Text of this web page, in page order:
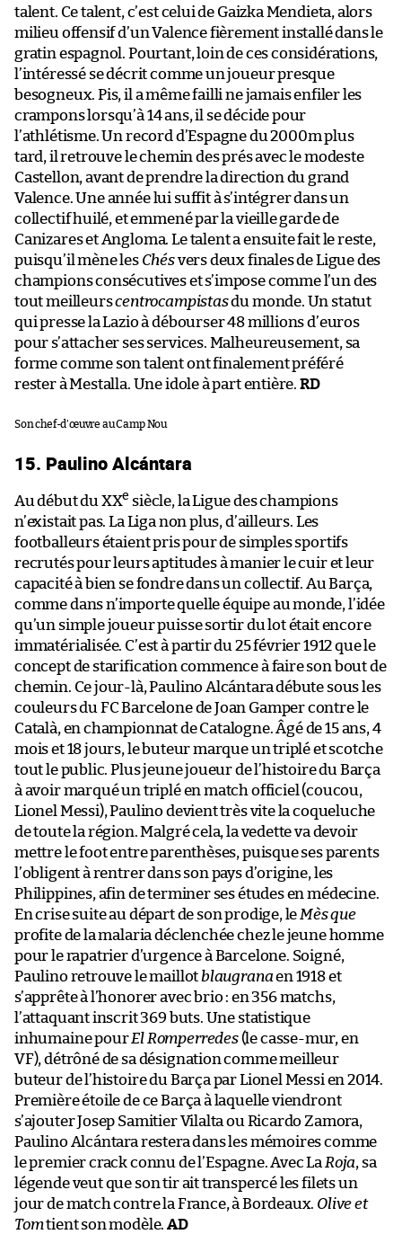
talent. Ce talent, c’est celui de Gaizka Mendieta, alors
milieu offensif d’un Valence fièrement installé dans le
gratin espagnol. Pourtant, loin de ces considérations,
l’intéressé se décrit comme un joueur presque
besogneux. Pis, il a même failli ne jamais enfiler les
crampons lorsqu’à 14 ans, il se décide pour
l’athlétisme. Un record d’Espagne du 2000m plus
tard, il retrouve le chemin des prés avec le modeste
Castellon, avant de prendre la direction du grand
Valence. Une année lui suffit à s’intégrer dans un
collectif huilé, et emmené par la vieille garde de
Canizares et Angloma. Le talent a ensuite fait le reste,
puisqu’il mène les Chésvers deux finales de Ligue des
champions consécutives et s’impose comme l’un des
tout meilleurscentrocampistasdu monde. Un statut
qui presse la Lazio à débourser 48 millions d’euros
pour s’attacher ses services. Malheureusement, sa
forme comme son talent ont finalement préféré
rester à Mestalla. Une idole à part entière. RD
Son chef-d’œuvre au Camp Nou
15. Paulino Alcántara
Au début du XXe siècle, la Ligue des champions
n’existait pas. La Liga non plus, d’ailleurs. Les
footballeurs étaient pris pour de simples sportifs
recrutés pour leurs aptitudes à manier le cuir et leur
capacité à bien se fondre dans un collectif. Au Barça,
comme dans n’importe quelle équipe au monde, l’idée
qu’un simple joueur puisse sortir du lot était encore
immatérialisée. C’est à partir du 25 février 1912 que le
concept de starification commence à faire son bout de
chemin. Ce jour-là, Paulino Alcántara débute sous les
couleurs du FC Barcelone de Joan Gamper contre le
Català, en championnat de Catalogne. Âgé de 15 ans, 4
mois et 18 jours, le buteur marque un triplé et scotche
tout le public. Plus jeune joueur de l’histoire du Barça
à avoir marqué un triplé en match officiel (coucou,
Lionel Messi), Paulino devient très vite la coqueluche
de toute la région. Malgré cela, la vedette va devoir
mettre le foot entre parenthèses, puisque ses parents
l’obligent à rentrer dans son pays d’origine, les
Philippines, afin de terminer ses études en médecine.
En crise suite au départ de son prodige, le Mès que
profite de la malaria déclenchée chez le jeune homme
pour le rapatrier d’urgence à Barcelone. Soigné,
Paulino retrouve le maillot blaugranaen 1918 et
s’apprête à l’honorer avec brio : en 356 matchs,
l’attaquant inscrit 369 buts. Une statistique
inhumaine pourEl Romperredes(le casse-mur, en
VF), détrôné de sa désignation comme meilleur
buteur de l’histoire du Barça par Lionel Messi en 2014.
Première étoile de ce Barça à laquelle viendront
s’ajouter Josep Samitier Vilalta ou Ricardo Zamora,
Paulino Alcántara restera dans les mémoires comme
le premier crack connu de l’Espagne. Avec La Roja, sa
légende veut que son tir ait transpercé les filets un
jour de match contre la France, à Bordeaux. Olive et
Tomtient son modèle.AD